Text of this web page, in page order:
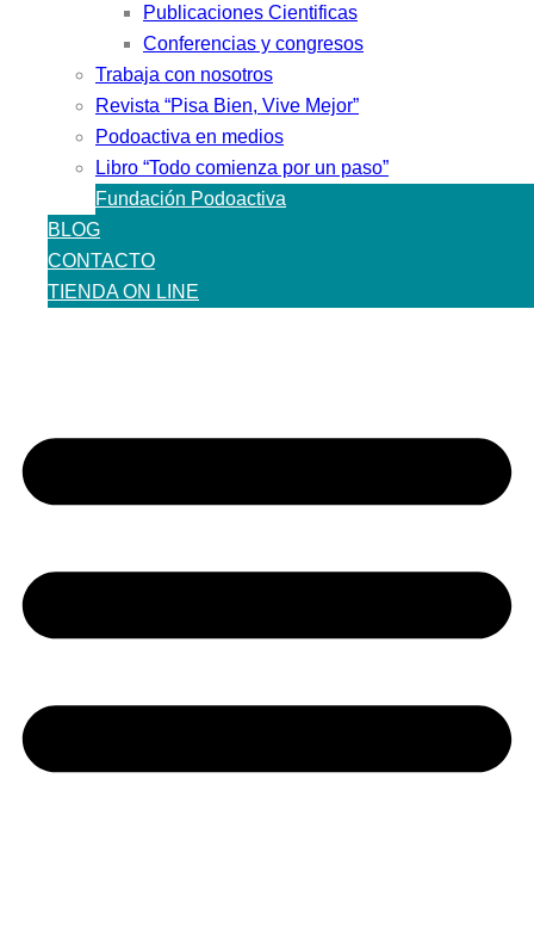
Publicaciones Cientificas
Conferencias y congresos
Trabaja con nosotros
Revista “Pisa Bien, Vive Mejor”
Podoactiva en medios
Libro “Todo comienza por un paso”
Fundación Podoactiva
BLOG
CONTACTO
TIENDA ON LINE